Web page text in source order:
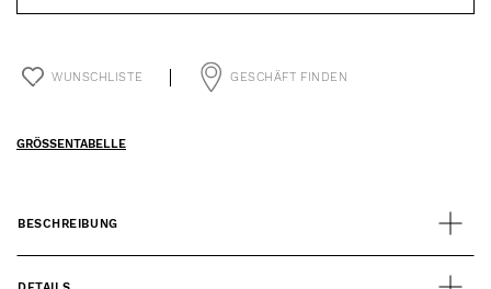
WUNSCHLISTE GESCHÄFT FINDEN
GRÖSSENTABELLE
BESCHREIBUNG